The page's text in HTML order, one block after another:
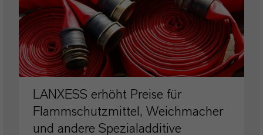
LANXESS erhöht Preise für
Flammschutzmittel, Weichmacher
und andere Spezialadditive